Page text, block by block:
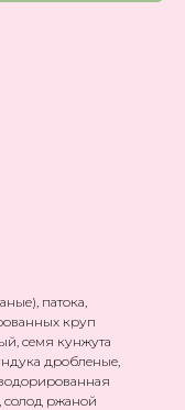
патока,
круп
семя кунжута
дробленые,
ржаной